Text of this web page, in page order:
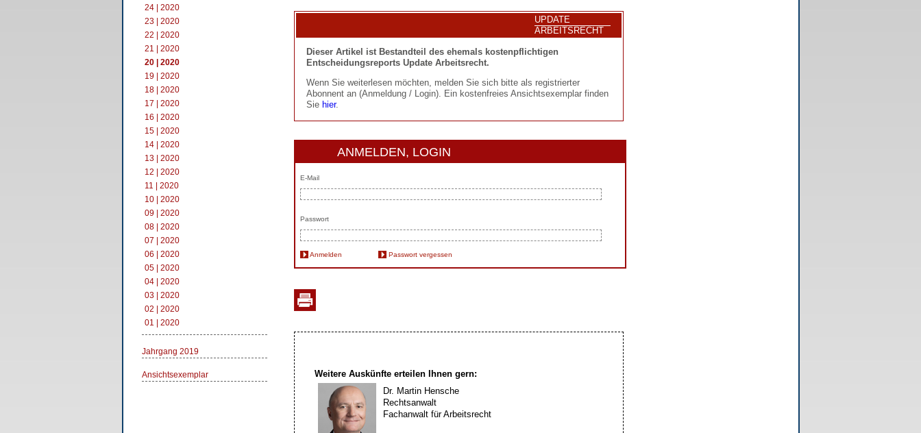
24 | 2020
23 | 2020
22 | 2020
21 | 2020
20 | 2020
19 | 2020
18 | 2020
17 | 2020
16 | 2020
15 | 2020
14 | 2020
13 | 2020
12 | 2020
11 | 2020
10 | 2020
09 | 2020
08 | 2020
07 | 2020
06 | 2020
05 | 2020
04 | 2020
03 | 2020
02 | 2020
01 | 2020
Jahrgang 2019
Ansichtsexemplar
UPDATE
ARBEITSRECHT
Dieser Artikel ist Bestandteil des ehemals kostenpflichtigen
Entscheidungsreports Update Arbeitsrecht.
Wenn Sie weiterlesen möchten, melden Sie sich bitte als registrierter
Abonnent an (Anmeldung / Login). Ein kostenfreies Ansichtsexemplar finden
Sie hier.
ANMELDEN, LOGIN
E-Mail
Passwort
Anmelden Passwort vergessen
Weitere Auskünfte erteilen Ihnen gern:
Dr. Martin Hensche
Rechtsanwalt
Fachanwalt für Arbeitsrecht